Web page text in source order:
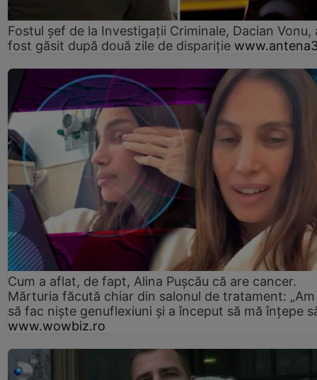
Fostul șef de la Investigații Criminale, Dacian Vonu,
fost găsit după două zile de dispariţie
Cum a aflat, de fapt, Alina Pușcău că are cancer.
Mărturia făcută chiar din salonul de tratament:
să fac niște genuflexiuni și a început să mă înțepe
www.wowbiz.ro